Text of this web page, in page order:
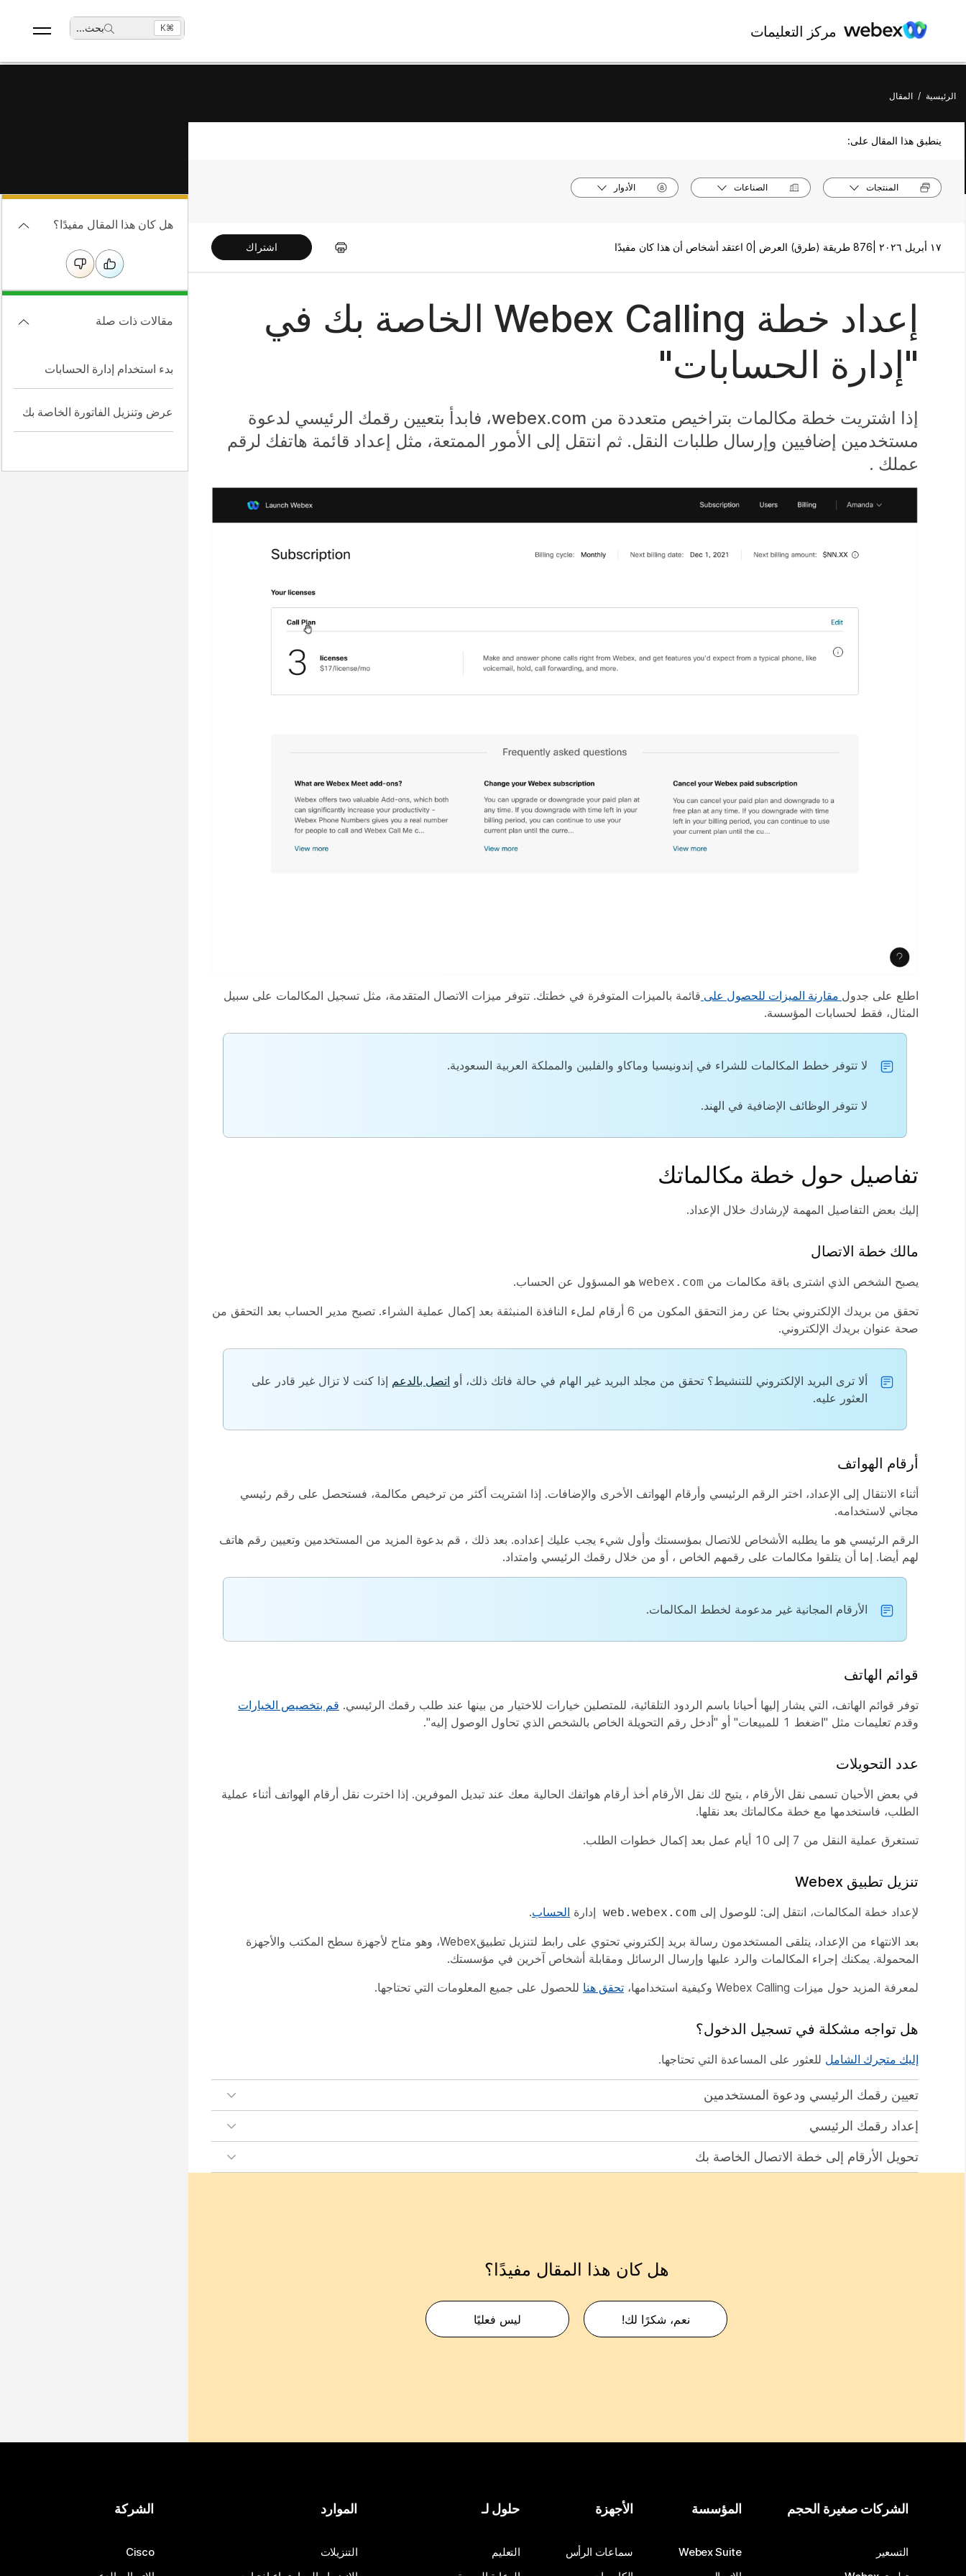
مركز التعليمات بحث... ⌘K
الرئيسية / المقال
ينطبق هذا المقال على:
المنتجات الصناعات الأدوار
١٧ أبريل ٢٠٢٦ | 876 طريقة (طرق) العرض | 0 اعتقد أشخاص أن هذا كان مفيدًا اشتراك
إعداد خطة Webex Calling الخاصة بك في
"إدارة الحسابات"
إذا اشتريت خطة مكالمات بتراخيص متعددة من webex.com، فابدأ بتعيين رقمك الرئيسي لدعوة
مستخدمين إضافيين وإرسال طلبات النقل. ثم انتقل إلى الأمور الممتعة، مثل إعداد قائمة هاتفك لرقم
عملك .
اطلع على جدول مقارنة الميزات للحصول على قائمة بالميزات المتوفرة في خطتك. تتوفر ميزات الاتصال المتقدمة، مثل تسجيل المكالمات على سبيل
المثال، فقط لحسابات المؤسسة.
لا تتوفر خطط المكالمات للشراء في إندونيسيا وماكاو والفلبين والمملكة العربية السعودية.
لا تتوفر الوظائف الإضافية في الهند.
تفاصيل حول خطة مكالماتك
إليك بعض التفاصيل المهمة لإرشادك خلال الإعداد.
مالك خطة الاتصال
يصبح الشخص الذي اشترى باقة مكالمات من webex.com هو المسؤول عن الحساب.
تحقق من بريدك الإلكتروني بحثا عن رمز التحقق المكون من 6 أرقام لملء النافذة المنبثقة بعد إكمال عملية الشراء. تصبح مدير الحساب بعد التحقق من
صحة عنوان بريدك الإلكتروني.
ألا ترى البريد الإلكتروني للتنشيط؟ تحقق من مجلد البريد غير الهام في حالة فاتك ذلك، أو اتصل بالدعم إذا كنت لا تزال غير قادر على
العثور عليه.
أرقام الهواتف
أثناء الانتقال إلى الإعداد، اختر الرقم الرئيسي وأرقام الهواتف الأخرى والإضافات. إذا اشتريت أكثر من ترخيص مكالمة، فستحصل على رقم رئيسي
مجاني لاستخدامه.
الرقم الرئيسي هو ما يطلبه الأشخاص للاتصال بمؤسستك وأول شيء يجب عليك إعداده. بعد ذلك ، قم بدعوة المزيد من المستخدمين وتعيين رقم هاتف
لهم أيضا. إما أن يتلقوا مكالمات على رقمهم الخاص ، أو من خلال رقمك الرئيسي وامتداد.
الأرقام المجانية غير مدعومة لخطط المكالمات.
قوائم الهاتف
توفر قوائم الهاتف، التي يشار إليها أحيانا باسم الردود التلقائية، للمتصلين خيارات للاختيار من بينها عند طلب رقمك الرئيسي. قم بتخصيص الخيارات
وقدم تعليمات مثل "اضغط 1 للمبيعات" أو "أدخل رقم التحويلة الخاص بالشخص الذي تحاول الوصول إليه".
عدد التحويلات
في بعض الأحيان تسمى نقل الأرقام ، يتيح لك نقل الأرقام أخذ أرقام هواتفك الحالية معك عند تبديل الموفرين. إذا اخترت نقل أرقام الهواتف أثناء عملية
الطلب، فاستخدمها مع خطة مكالماتك بعد نقلها.
تستغرق عملية النقل من 7 إلى 10 أيام عمل بعد إكمال خطوات الطلب.
تنزيل تطبيق Webex
لإعداد خطة المكالمات، انتقل إلى: للوصول إلى web.webex.com إدارة الحساب.
بعد الانتهاء من الإعداد، يتلقى المستخدمون رسالة بريد إلكتروني تحتوي على رابط لتنزيل تطبيقWebex، وهو متاح لأجهزة سطح المكتب والأجهزة
المحمولة. يمكنك إجراء المكالمات والرد عليها وإرسال الرسائل ومقابلة أشخاص آخرين في مؤسستك.
لمعرفة المزيد حول ميزات Webex Calling وكيفية استخدامها،
تحقق هنا للحصول على جميع المعلومات التي تحتاجها.
هل تواجه مشكلة في تسجيل الدخول؟
إليك متجرك الشامل للعثور على المساعدة التي تحتاجها.
تعيين رقمك الرئيسي ودعوة المستخدمين
إعداد رقمك الرئيسي
تحويل الأرقام إلى خطة الاتصال الخاصة بك
هل كان هذا المقال مفيدًا؟
نعم، شكرًا لك! ليس فعليًا
هل كان هذا المقال مفيدًا؟
مقالات ذات صلة
بدء استخدام إدارة الحسابات
عرض وتنزيل الفاتورة الخاصة بك
الشركات صغيرة الحجم
التسعير
المؤسسة
Webex Suite
الأجهزة
سماعات الرأس
حلول لـ
التعليم
الموارد
التنزيلات
الشركة
Cisco